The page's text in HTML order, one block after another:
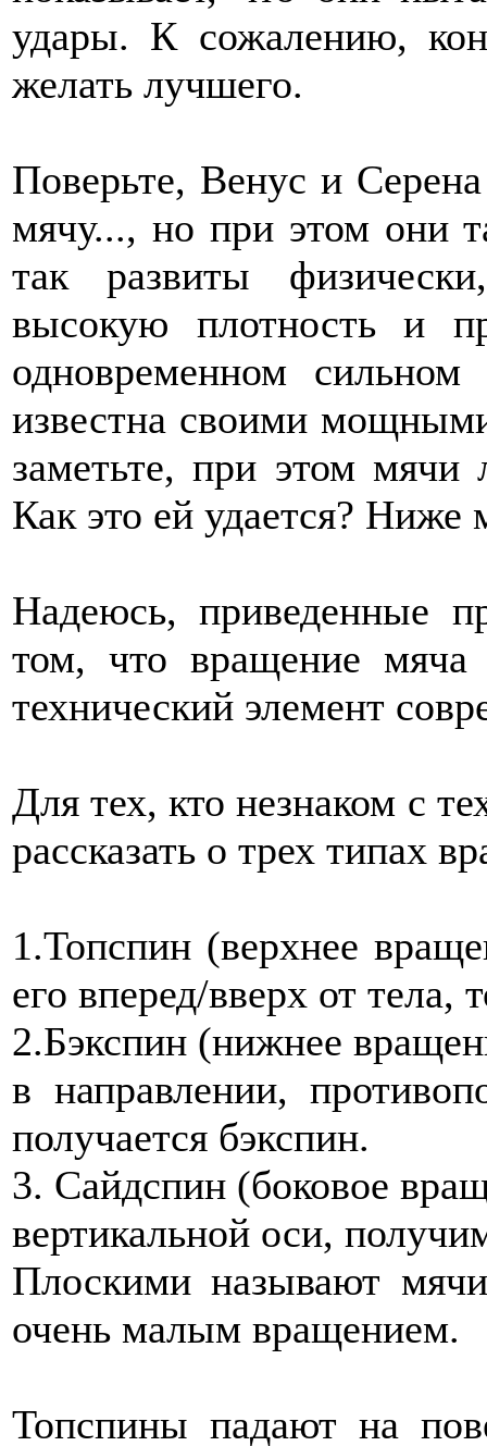
удары. К сожалению,
желать лучшего.
Поверьте, Венус и
мячу..., но при этом они
так развиты
высокую плотность и
одновременном
известна своими
заметьте, при этом
Как это ей удается?
Надеюсь, приведенные
том, что вращение
технический элемент
Для тех, кто незнаком с
рассказать о трех типах
1.Топспин (верхнее
его вперед/вверх от тела,
2.Бэкспин (нижнее
в направлении,
получается бэкспин.
3. Сайдспин (боковое
вертикальной оси,
Плоскими называют
очень малым вращением.
Топспины падают на